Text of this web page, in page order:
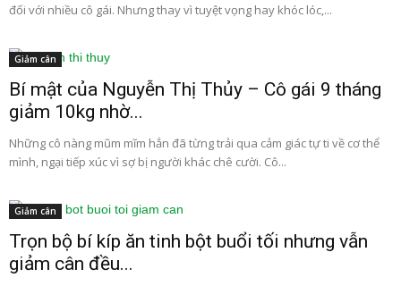
đối với nhiều cô gái. Nhưng thay vì tuyệt vọng hay khóc lóc,...
Giảm cân
Bí mật của Nguyễn Thị Thủy – Cô gái 9 tháng
giảm 10kg nhờ...
Những cô nàng mũm mĩm hẳn đã từng trải qua cảm giác tự ti về cơ thể
mình, ngại tiếp xúc vì sợ bị người khác chê cười. Cô...
Giảm cân
Trọn bộ bí kíp ăn tinh bột buổi tối nhưng vẫn
giảm cân đều...